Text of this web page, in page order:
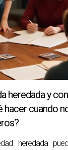
son
heredada y
tiempo en
el mercado y
la
una
su valor
una
sobre el precio
heredada y
hacer cuando
heredada